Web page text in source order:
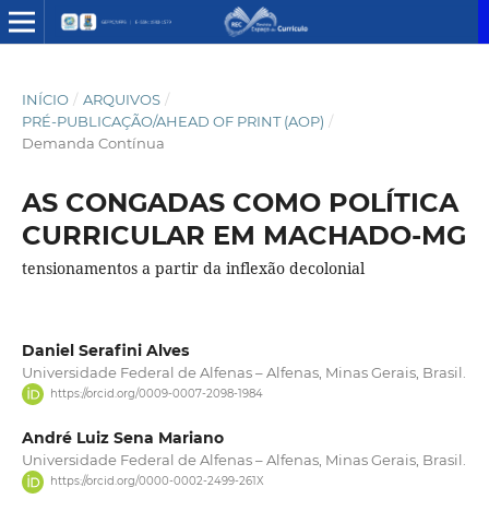
INÍCIO / ARQUIVOS /
PRÉ-PUBLICAÇÃO/AHEAD OF PRINT (AOP) /
Demanda Contínua
AS CONGADAS COMO POLÍTICA
CURRICULAR EM MACHADO-MG
tensionamentos a partir da inflexão decolonial
Daniel Serafini Alves
Universidade Federal de Alfenas – Alfenas, Minas Gerais, Brasil.
https://orcid.org/0009-0007-2098-1984
André Luiz Sena Mariano
Universidade Federal de Alfenas – Alfenas, Minas Gerais, Brasil.
https://orcid.org/0000-0002-2499-261X